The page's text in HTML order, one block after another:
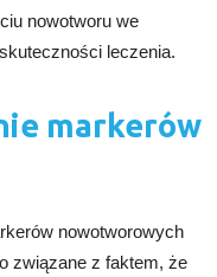
nowotworu we
leczenia.
markerów
nowotworowych
związane z faktem, że